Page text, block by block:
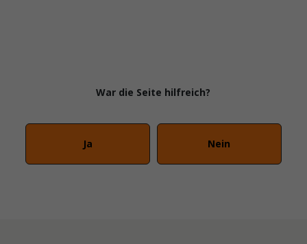
War die Seite hilfreich?
Ja Nein